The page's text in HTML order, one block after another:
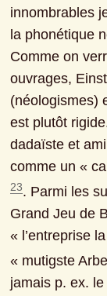
innombrables
la phonétique
Comme on
ouvrages,
(néologismes)
est plutôt
dadaïste et
23. Parmi les
Grand Jeu de
« l’entreprise
« mutigste
jamais p. ex. le